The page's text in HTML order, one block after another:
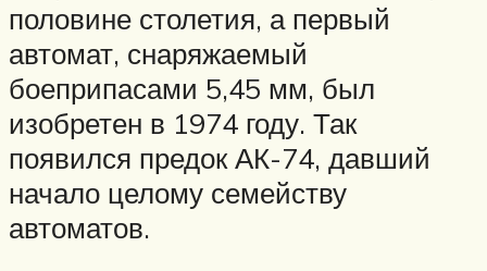
половине столетия, а первый
автомат, снаряжаемый
боеприпасами 5,45 мм, был
изобретен в 1974 году. Так
появился предок АК-74, давший
начало целому семейству
автоматов.